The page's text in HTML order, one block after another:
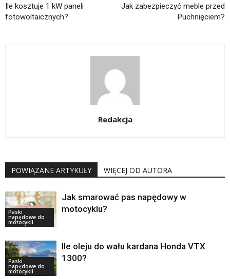
Ile kosztuje 1 kW paneli
fotowoltaicznych?
Jak zabezpieczyć meble przed
Puchnięciem?
Redakcja
POWIĄZANE ARTYKUŁY WIĘCEJ OD AUTORA
Paski
napędowe do
motocykli
Jak smarować pas napędowy w
motocyklu?
Paski
napędowe do
motocykli
Ile oleju do wału kardana Honda VTX
1300?